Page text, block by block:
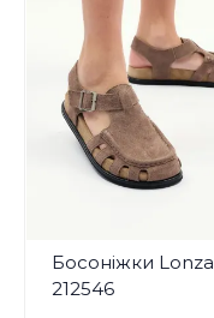
Босоніжки Lonza
212546